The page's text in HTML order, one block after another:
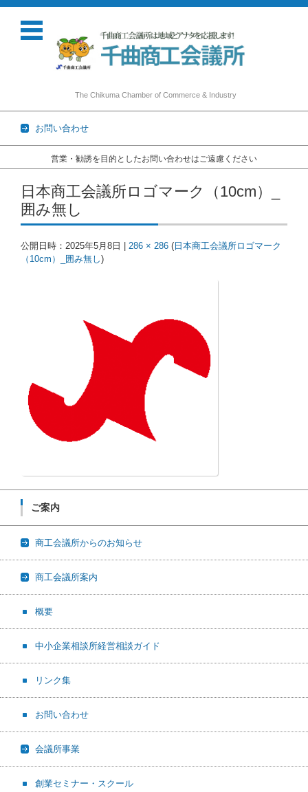
The Chikuma Chamber of Commerce & Industry
お問い合わせ
営業・勧誘を目的としたお問い合わせはご遠慮ください
コンテンツに移動
日本商工会議所ロゴマーク（10cm）_
囲み無し
公開日時： 2025年5月8日 286 × 286 ( 日本商工会議所ロゴマーク
（10cm）_囲み無し)
ご案内
商工会議所からのお知らせ
商工会議所案内
概要
中小企業相談所経営相談ガイド
リンク集
お問い合わせ
会議所事業
創業セミナー・スクール